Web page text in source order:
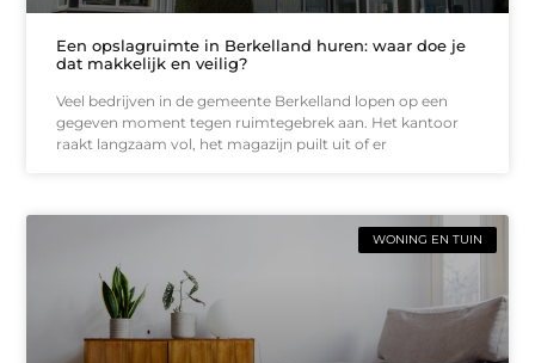
Een opslagruimte in Berkelland huren: waar doe je
dat makkelijk en veilig?
Veel bedrijven in de gemeente Berkelland lopen op een
gegeven moment tegen ruimtegebrek aan. Het kantoor
raakt langzaam vol, het magazijn puilt uit of er
WONING EN TUIN